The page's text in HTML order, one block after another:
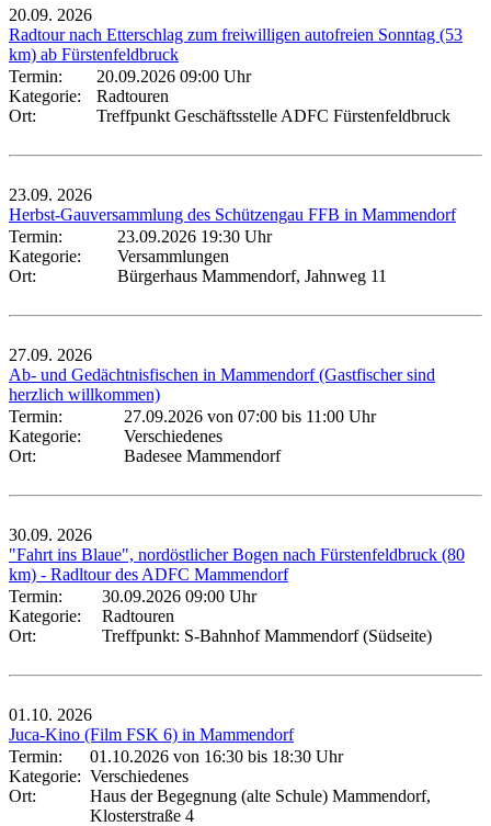
20.09. 2026
Radtour nach Etterschlag zum freiwilligen autofreien Sonntag (53
km) ab Fürstenfeldbruck
Termin:
20.09.2026 09:00 Uhr
Kategorie:
Radtouren
Ort:
Treffpunkt Geschäftsstelle ADFC Fürstenfeldbruck
23.09. 2026
Herbst-Gauversammlung des Schützengau FFB in Mammendorf
Termin:
23.09.2026 19:30 Uhr
Kategorie:
Versammlungen
Ort:
Bürgerhaus Mammendorf, Jahnweg 11
27.09. 2026
Ab- und Gedächtnisfischen in Mammendorf (Gastfischer sind
herzlich willkommen)
Termin:
27.09.2026 von 07:00 bis 11:00 Uhr
Kategorie:
Verschiedenes
Ort:
Badesee Mammendorf
30.09. 2026
"Fahrt ins Blaue", nordöstlicher Bogen nach Fürstenfeldbruck (80
km) - Radltour des ADFC Mammendorf
Termin:
30.09.2026 09:00 Uhr
Kategorie:
Radtouren
Ort:
Treffpunkt: S-Bahnhof Mammendorf (Südseite)
01.10. 2026
Juca-Kino (Film FSK 6) in Mammendorf
Termin:
01.10.2026 von 16:30 bis 18:30 Uhr
Kategorie: Verschiedenes
Ort:
Haus der Begegnung (alte Schule) Mammendorf,
Klosterstraße 4